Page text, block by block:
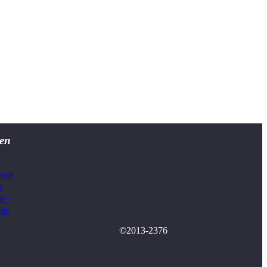
©2013-2376